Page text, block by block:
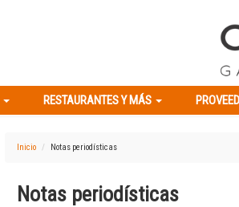
RESTAURANTES Y MÁS
Inicio Notas periodísticas
Notas periodísticas